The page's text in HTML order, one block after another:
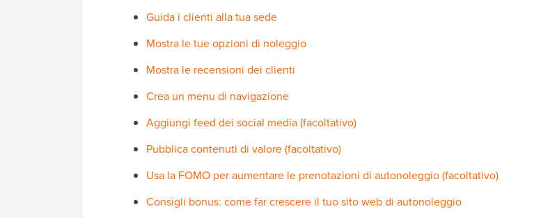
Guida i clienti alla tua sede
Mostra le tue opzioni di noleggio
Mostra le recensioni dei clienti
Crea un menu di navigazione
Aggiungi feed dei social media (facoltativo)
Pubblica contenuti di valore (facoltativo)
Usa la FOMO per aumentare le prenotazioni di autonoleggio (facoltativo)
Consigli bonus: come far crescere il tuo sito web di autonoleggio